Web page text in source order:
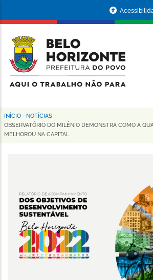
conteúdo
principal
da
Prefeitura
de
Horizonte
Trilha
de
INÍCIO - NOTÍCIAS -
OBSERVATÓRIO DO MILÊNIO DEMONSTRA COMO A
MELHOROU NA CAPITAL